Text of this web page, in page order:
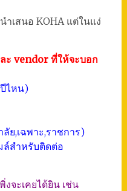
เสนอ KOHA แต่ในแง่
ะ vendor ที่ให้จะบอก
ไหน)
ย,เฉพาะ,ราชการ)
ล์สำหรับติดต่อ
จะเคยได้ยิน เช่น